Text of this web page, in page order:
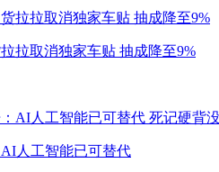
拉取消独家车贴 抽成降至9%
人工智能已可替代